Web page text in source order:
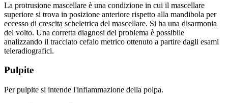
La protrusione mascellare è una condizione in cui il mascellare
superiore si trova in posizione anteriore rispetto alla mandibola per
eccesso di crescita scheletrica del mascellare. Si ha una disarmonia
del volto. Una corretta diagnosi del problema è possibile
analizzando il tracciato cefalo metrico ottenuto a partire dagli esami
teleradiografici.
Pulpite
Per pulpite si intende l'infiammazione della polpa.